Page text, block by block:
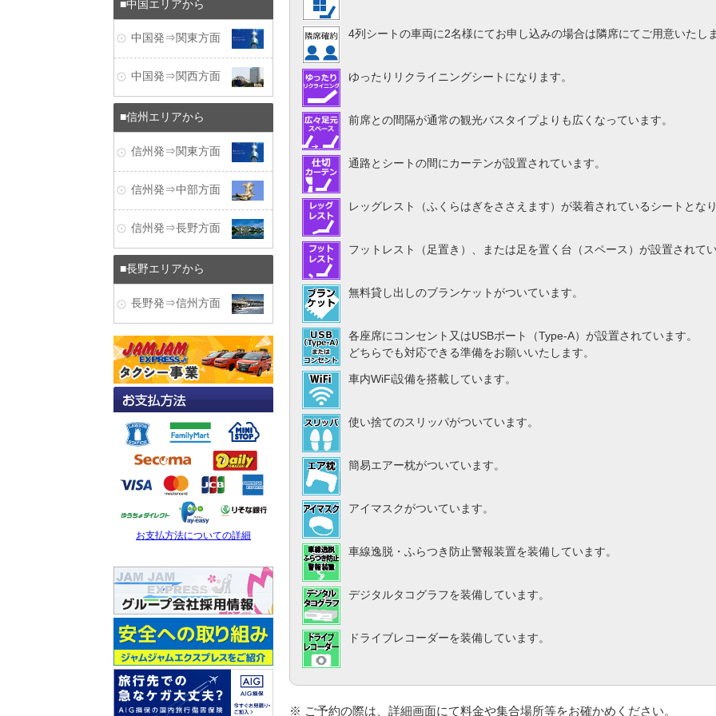
4列シートの車両に2名様にてお申し込みの場合は隣席にてご用意いたしま
ゆったりリクライニングシートになります。
前席との間隔が通常の観光バスタイプよりも広くなっています。
通路とシートの間にカーテンが設置されています。
レッグレスト（ふくらはぎをささえます）が装着されているシートとなり
フットレスト（足置き）、または足を置く台（スペース）が設置されてい
無料貸し出しのブランケットがついています。
各座席にコンセント又はUSBポート（Type-A）が設置されています。
どちらでも対応できる準備をお願いいたします。
車内WiFi設備を搭載しています。
使い捨てのスリッパがついています。
簡易エアー枕がついています。
アイマスクがついています。
車線逸脱・ふらつき防止警報装置を装備しています。
デジタルタコグラフを装備しています。
ドライブレコーダーを装備しています。
※ ご予約の際は、詳細画面にて料金や集合場所等をお確かめください。
中国エリアから
中国発⇒関東方面
中国発⇒関西方面
信州エリアから
信州発⇒関東方面
信州発⇒中部方面
信州発⇒長野方面
長野エリアから
長野発⇒信州方面
お支払方法についての詳細